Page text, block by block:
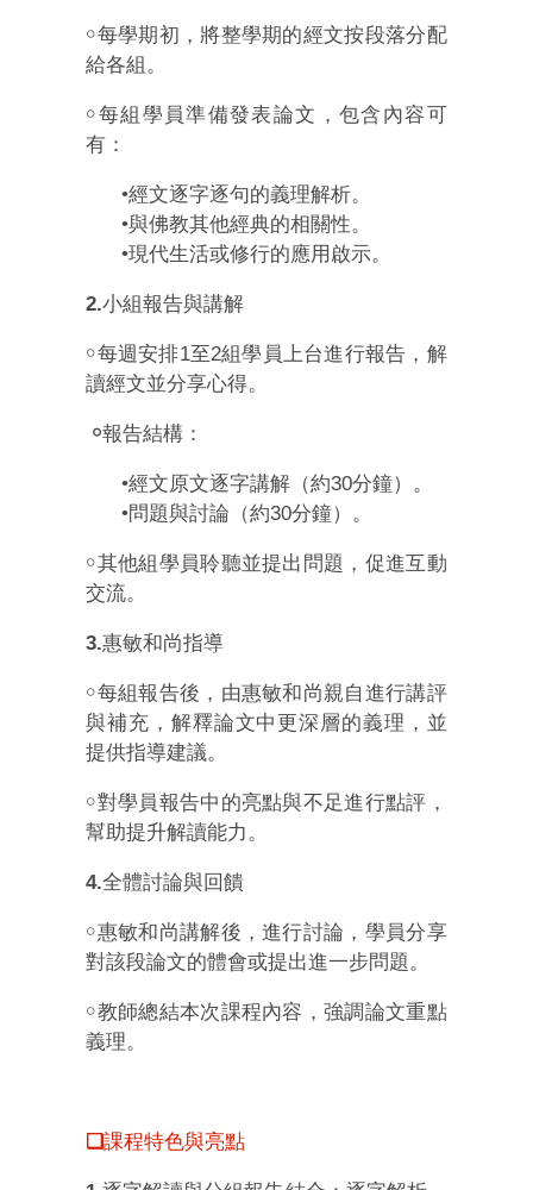
￮每學期初，將整學期的經文按段落分配
給各組。
￮每組學員準備發表論文，包含內容可
有：
•經文逐字逐句的義理解析。
•與佛教其他經典的相關性。
•現代生活或修行的應用啟示。
2.小組報告與講解
￮每週安排1至2組學員上台進行報告，解
讀經文並分享心得。
￮報告結構：
•經文原文逐字講解（約30分鐘）。
•問題與討論（約30分鐘）。
￮其他組學員聆聽並提出問題，促進互動
交流。
3.惠敏和尚指導
￮每組報告後，由惠敏和尚親自進行講評
與補充，解釋論文中更深層的義理，並
提供指導建議。
￮對學員報告中的亮點與不足進行點評，
幫助提升解讀能力。
4.全體討論與回饋
￮惠敏和尚講解後，進行討論，學員分享
對該段論文的體會或提出進一步問題。
￮教師總結本次課程內容，強調論文重點
義理。
❑課程特色與亮點